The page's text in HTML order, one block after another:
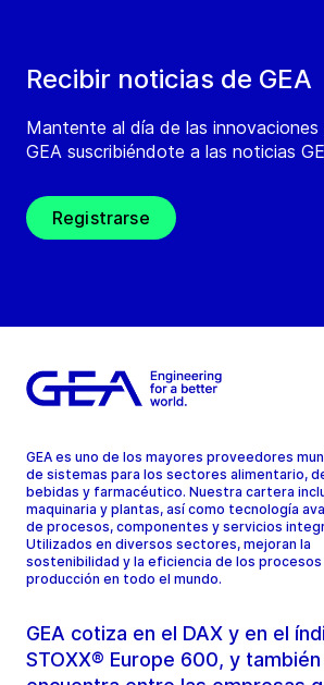
Recibir noticias de GEA
Mantente al día de las innovaciones
GEA suscribiéndote a las noticias
Registrarse
GEA es uno de los mayores proveedores
de sistemas para los sectores alimentario,
bebidas y farmacéutico. Nuestra cartera
maquinaria y plantas, así como tecnología
de procesos, componentes y servicios
Utilizados en diversos sectores, mejoran la
sostenibilidad y la eficiencia de los procesos
producción en todo el mundo.
GEA cotiza en el DAX y en el
STOXX® Europe 600, y